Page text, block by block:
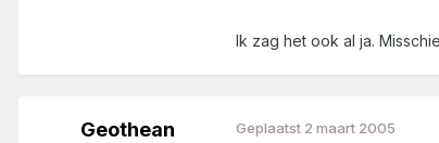
Ik zag het ook al ja.
Geothean Geplaatst 2 maart 2005